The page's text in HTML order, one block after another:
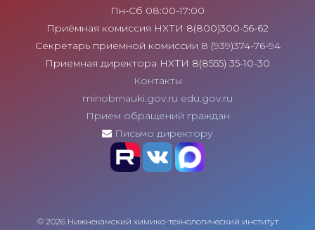
Пн-Сб 08:00-17:00
Приёмная комиссия НХТИ 8(800)300-56-62
Секретарь приемной комиссии 8 (939)374-76-94
Приемная директора НХТИ 8(8555) 35-10-30
Контакты
minobrnauki.gov.ru edu.gov.ru
Прием обращений граждан
Письмо директору
© 2026 Нижнекамский химико-технологический институт